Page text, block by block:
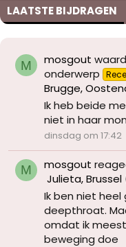
LAATSTE BIJDRAGEN
M mosgout
onderwerp
Brugge,
Ik heb beide
niet in haar
dinsdag om 17:42
M mosgout
Julieta,
Ik ben niet
deepthroat.
omdat ik
beweging doe